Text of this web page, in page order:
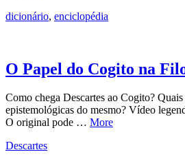
dicionário, enciclopédia
O Papel do Cogito na
Como chega Descartes ao Cogito? Quais
epistemológicas do mesmo? Vídeo
O original pode … More
Descartes